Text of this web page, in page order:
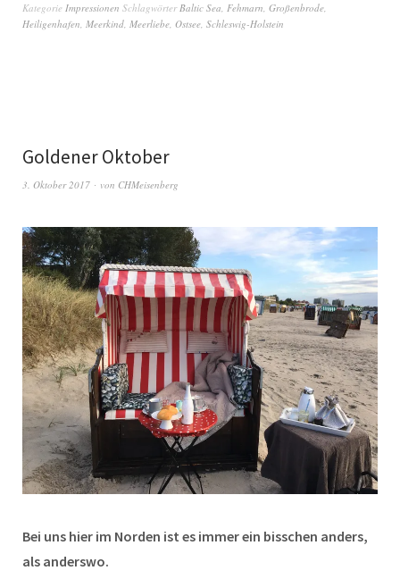
Kategorie Impressionen SchlagwörterBaltic Sea, Fehmarn, Großenbrode,
Heiligenhafen, Meerkind, Meerliebe, Ostsee, Schleswig-Holstein
Goldener Oktober
3. Oktober 2017 von CHMeisenberg
Bei uns hier im Norden ist es immer ein bisschen anders,
als anderswo.